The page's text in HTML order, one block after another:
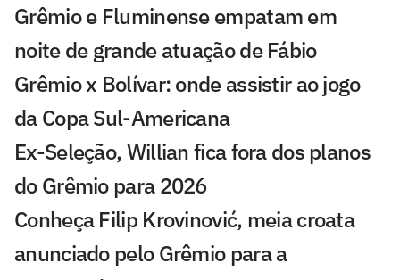
Grêmio e Fluminense empatam em
noite de grande atuação de Fábio
Grêmio x Bolívar: onde assistir ao jogo
da Copa Sul-Americana
Ex-Seleção, Willian fica fora dos planos
do Grêmio para 2026
Conheça Filip Krovinović, meia croata
anunciado pelo Grêmio para a